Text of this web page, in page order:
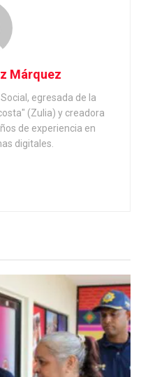
Márquez
egresada de la
(Zulia) y creadora
de experiencia en
digitales.